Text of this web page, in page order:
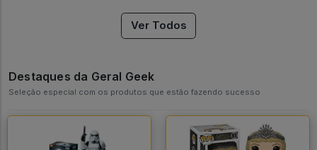
Ver Todos
Destaques da Geral Geek
Seleção especial com os produtos que estão fazendo sucesso